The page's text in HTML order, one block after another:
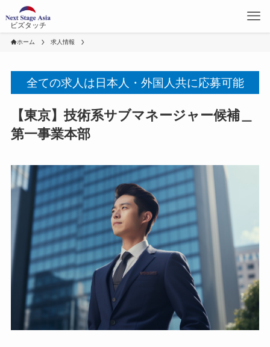
ビズタッチ
ホーム 求人情報
全ての求人は日本人・外国人共に応募可能
【東京】技術系サブマネージャー候補＿
第一事業本部